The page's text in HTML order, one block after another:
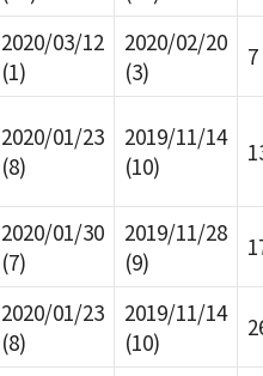
2020/03/12
(1)
2020/02/20
(3)
7
2020/01/23
(8)
2019/11/14
(10)
2020/01/30
(7)
2019/11/28
(9)
2020/01/23
(8)
2019/11/14
(10)